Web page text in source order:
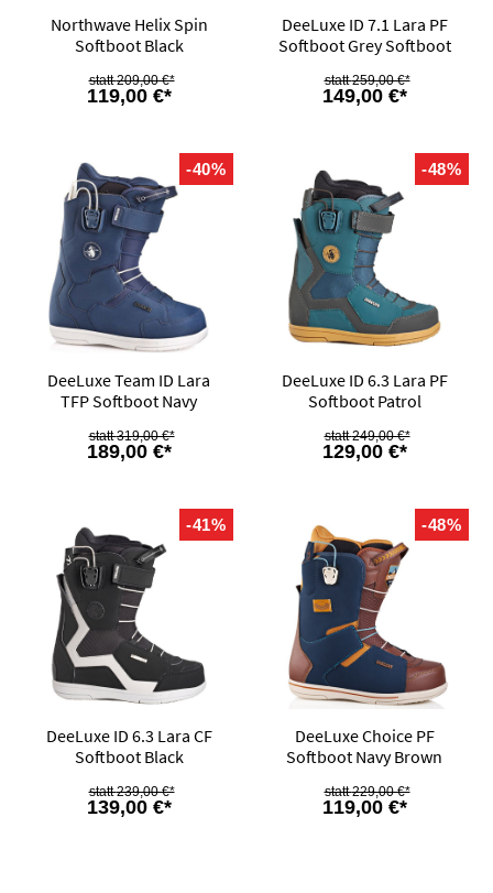
Northwave Helix Spin
Softboot Black
119,00 €*
209,00 €*
DeeLuxe ID 7.1 Lara PF
Softboot Grey Softboot
149,00 €*
259,00 €*
-40%
DeeLuxe Team ID Lara
TFP Softboot Navy
189,00 €*
319,00 €*
-48%
DeeLuxe ID 6.3 Lara PF
Softboot Patrol
129,00 €*
249,00 €*
-41%
DeeLuxe ID 6.3 Lara CF
Softboot Black
139,00 €*
239,00 €*
-48%
DeeLuxe Choice PF
Softboot Navy Brown
119,00 €*
229,00 €*